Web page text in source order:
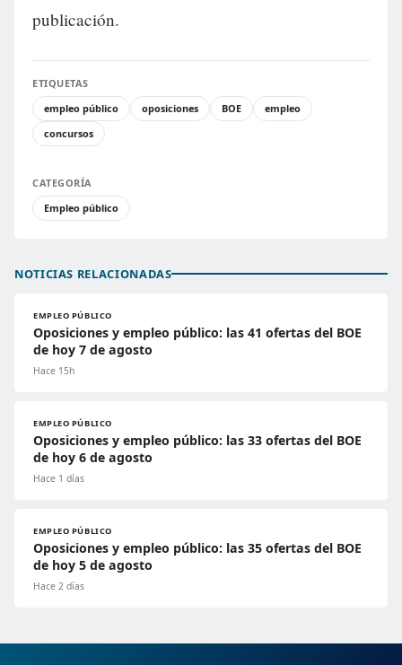
publicación.
ETIQUETAS
empleo público
oposiciones BOE
empleo
concursos
CATEGORÍA
Empleo público
NOTICIAS RELACIONADAS
EMPLEO PÚBLICO
Oposiciones y empleo público: las 41 ofertas del BOE
de hoy 7 de agosto
Hace 15h
EMPLEO PÚBLICO
Oposiciones y empleo público: las 33 ofertas del BOE
de hoy 6 de agosto
Hace 1 días
EMPLEO PÚBLICO
Oposiciones y empleo público: las 35 ofertas del BOE
de hoy 5 de agosto
Hace 2 días